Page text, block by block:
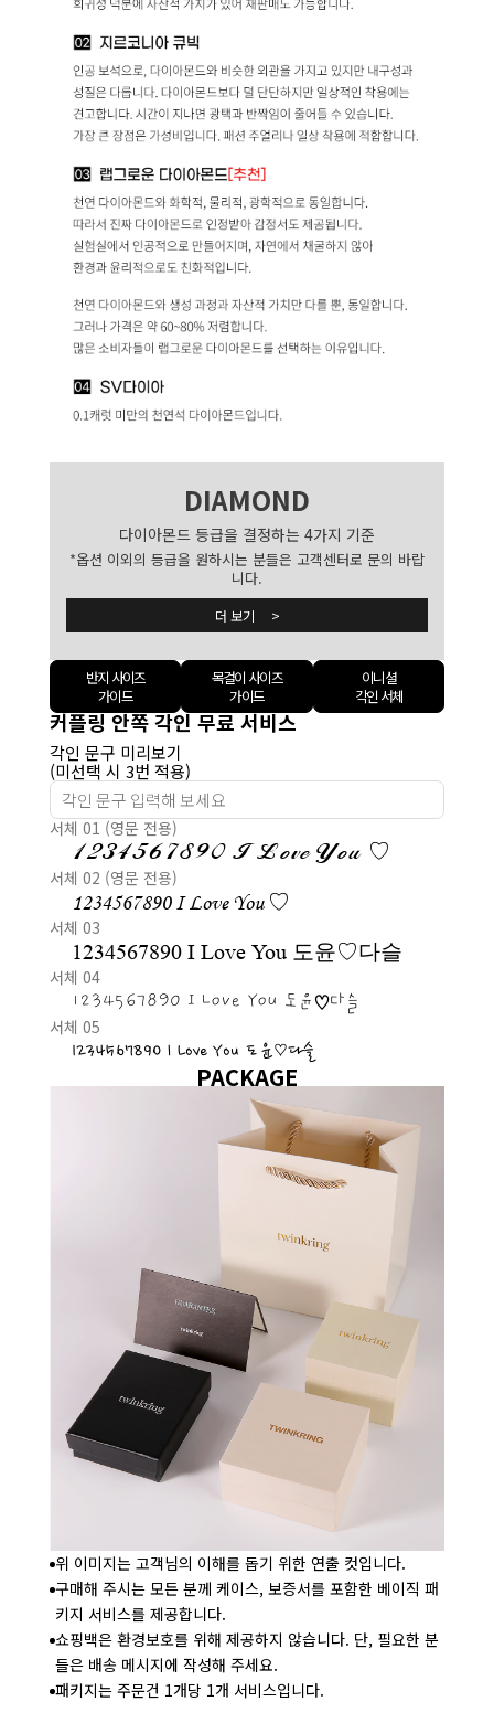
DIAMOND
다이아몬드 등급을 결정하는 4가지 기준
*옵션 이외의 등급을 원하시는 분들은 고객센터로 문의 바랍
니다.
더 보기 >
반지 사이즈
가이드
목걸이 사이즈
가이드
이니셜
각인 서체
커플링 안쪽 각인 무료 서비스
각인 문구 미리보기
(미선택 시 3번 적용)
서체 01 (영문 전용)
1234567890 I Love You ♡
서체 02 (영문 전용)
1234567890 I Love You ♡
서체 03
1234567890 I Love You 도윤♡다슬
서체 04
1234567890 I Love You 도윤♡다슬
서체 05
1234567890 I Love You 도윤♡다슬
PACKAGE
위 이미지는 고객님의 이해를 돕기 위한 연출 컷입니다.
구매해 주시는 모든 분께 케이스, 보증서를 포함한 베이직 패
키지 서비스를 제공합니다.
쇼핑백은 환경보호를 위해 제공하지 않습니다. 단, 필요한 분
들은 배송 메시지에 작성해 주세요.
패키지는 주문건 1개당 1개 서비스입니다.